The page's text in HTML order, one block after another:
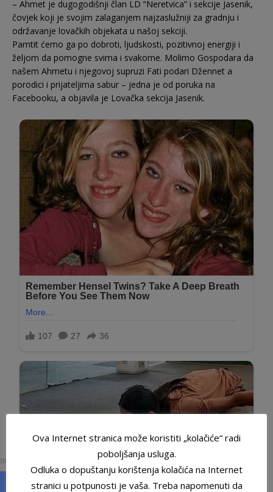
– Ahmet je dugogodišnji član LD “Neretvica” i sekcije Jasenik,
čovjek koji je svojim zalaganjem najzaslužniji za gradnju i
održavanje lovačkih objekata u našoj sekciji.
Pamtit ćemo ga po dobroti, ljudskosti, pozitivnoj energiji i
željom da pomogne svima i svakome. Molimo Gospodara da
našem Ahmetu i njegovoj supruzi Fati podari Džennet a
porodici i prijateljima sabur – jedna je od poruka na
Facebooku, a objavila je Lovačka sekcija Jasenik.
Ova Internet stranica može koristiti „kolačiće“ radi
poboljšanja usluga.
Odluka o dopuštanju korištenja kolačića na Internet
stranici u potpunosti je vaša. Treba napomenuti da
SHARES